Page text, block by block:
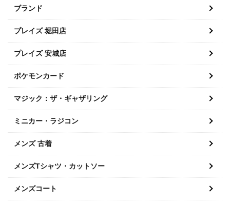
ブランド
プレイズ 堀田店
プレイズ 安城店
ポケモンカード
マジック：ザ・ギャザリング
ミニカー・ラジコン
メンズ 古着
メンズTシャツ・カットソー
メンズコート